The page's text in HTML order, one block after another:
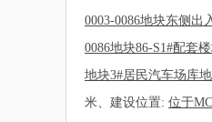
0003-0086地块东侧出
0086地块86-S1#配套
地块3#居民汽车场库
米、建设位置: 位于